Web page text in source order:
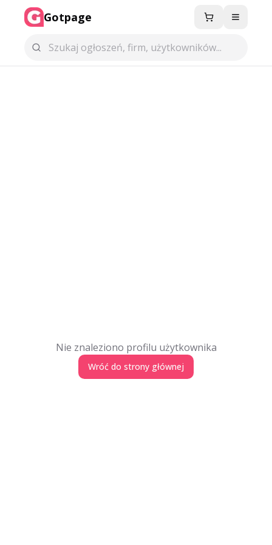
Gotpage Menu
Nie znaleziono profilu użytkownika
Wróć do strony głównej